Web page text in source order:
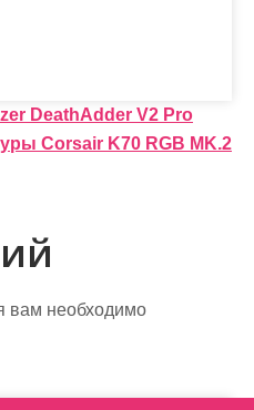
DeathAdder V2 Pro
Corsair K70 RGB MK.2
вам необходимо